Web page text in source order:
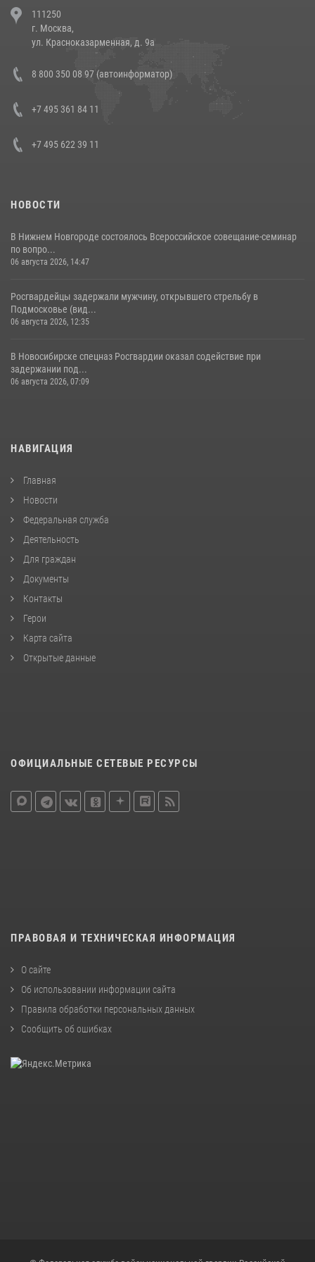
напавших на бригаду скорой помощи (видео)
14 июля 2026, 12:20
В Росгвардии прошла военно-научная конференция по обобщению
боевого опыта
111250
г. Москва,
ул. Красноказарменная, д. 9а
8 800 350 08 97 (автоинформатор)
+7 495 361 84 11
+7 495 622 39 11
НОВОСТИ
В Нижнем Новгороде состоялось Всероссийское совещание-семинар
по вопро...
06 августа 2026, 14:47
Росгвардейцы задержали мужчину, открывшего стрельбу в
Подмосковье (вид...
06 августа 2026, 12:35
В Новосибирске спецназ Росгвардии оказал содействие при
задержании под...
06 августа 2026, 07:09
НАВИГАЦИЯ
Главная
Новости
Федеральная служба
Деятельность
Для граждан
Документы
Контакты
Герои
Карта сайта
Открытые данные
ОФИЦИАЛЬНЫЕ СЕТЕВЫЕ РЕСУРСЫ
ПРАВОВАЯ И ТЕХНИЧЕСКАЯ ИНФОРМАЦИЯ
О сайте
Об использовании информации сайта
Правила обработки персональных данных
Сообщить об ошибках